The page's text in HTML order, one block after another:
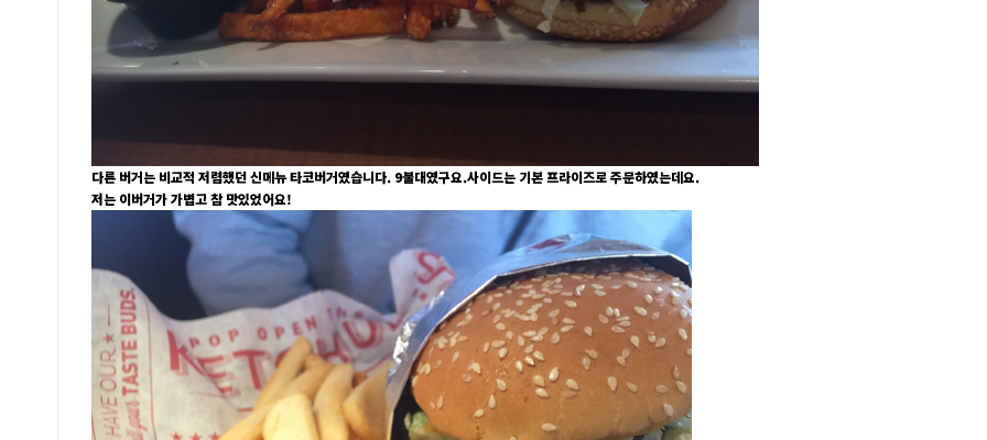
다른 버거는 비교적 저렴했던 신메뉴 타코버거였습니다. 9불대였구요.사이드는 기본 프라이즈로 주문하였는데요.
저는 이버거가 가볍고 참 맛있었어요!